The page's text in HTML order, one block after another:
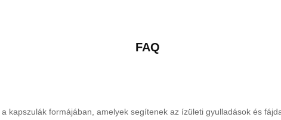
FAQ
kapszulák formájában, amelyek segítenek az ízületi gyulladások és